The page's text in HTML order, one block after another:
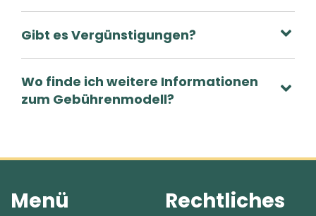
Gibt es Vergünstigungen?
Wo finde ich weitere Informationen
zum Gebührenmodell?
Menü Rechtliches